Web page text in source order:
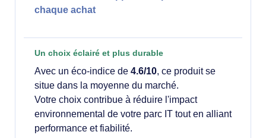
chaque achat
Un choix éclairé et plus durable
Avec un éco-indice de 4.6/10, ce produit se
situe dans la moyenne du marché.
Votre choix contribue à réduire l'impact
environnemental de votre parc IT tout en alliant
performance et fiabilité.